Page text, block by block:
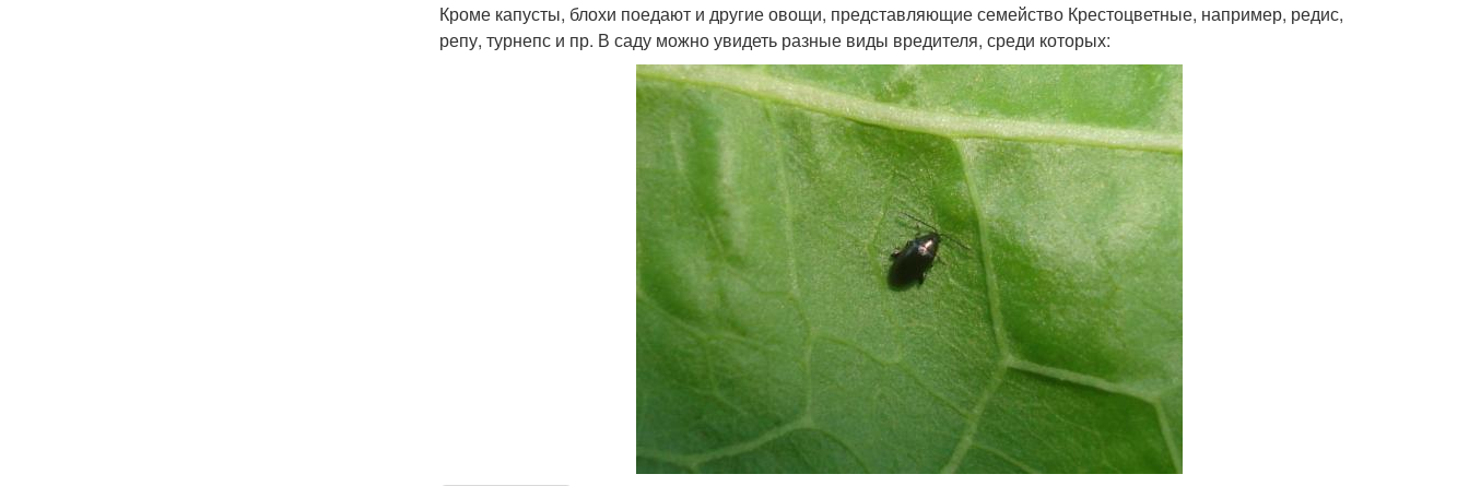
Кроме капусты, блохи поедают и другие овощи, представляющие семейство Крестоцветные, например, редис,
репу, турнепс и пр. В саду можно увидеть разные виды вредителя, среди которых: